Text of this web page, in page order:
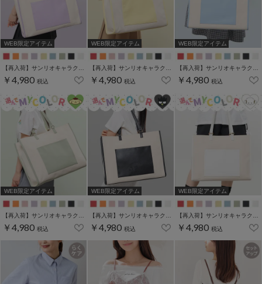
WEB限定アイテム
￥4,980 税込
WEB限定アイテム
￥4,980 税込
WEB限定アイテム
￥4,980 税込
WEB限定アイテム
【再入荷】サンリオキャラクターズ／キャリーオントート
￥4,980 税込
WEB限定アイテム
【再入荷】サンリオキャラクターズ／キャリーオントート
￥4,980 税込
WEB限定アイテム
【再入荷】サンリオキャラクターズ／キャリーオントート
￥4,980 税込